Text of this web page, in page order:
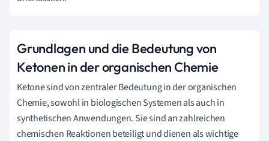
Grundlagen und die Bedeutung von
Ketonen in der organischen Chemie
Ketone sind von zentraler Bedeutung in der organischen
Chemie, sowohl in biologischen Systemen als auch in
synthetischen Anwendungen. Sie sind an zahlreichen
chemischen Reaktionen beteiligt und dienen als wichtige